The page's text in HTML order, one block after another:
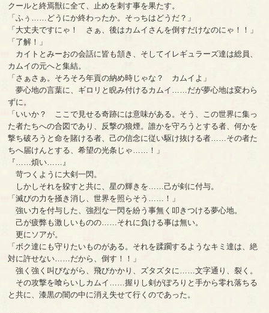
クールと終焉獣に全て、止めを刺す事を果たす。
「ふぅ……どうにか終わったか。そっちはどうだ？」
「大丈夫ですにゃ！ さぁ、後はカムイさんを倒すだけなのにゃ！！」
「了解！」
カイトとみーおの会話に皆も頷き、そしてイレギュラーズ達は総員、
カムイの元へと集結。
「さぁさぁ。そろそろ年貢の納め時じゃな？ カムイよ」
夢心地の言葉に、ギロリと睨み付けるカムイ……だが夢心地は変わら
ずに。
「いいか？ ここで見せる奇跡には意味がある。そう、この世界に集っ
た者たちへの合図であり、反撃の狼煙。誰かを守ろうとする者、何かを
撃ち破ろうと命を賭ける者、己の信念に従い駆け抜ける者……その者た
ちへ届けんとする、希望の光条じゃ……！」
『……煩い……』
苛つくように大剣一閃。
しかしそれを躱すと共に、星の輝きを……己が剣に付与。
「滅びの力を掻き消し、世界を照らそう……！」
強い力を付与した、強烈な一閃を紛う事無く叩きつける夢心地。
己が疲弊も激しいものの……それに負ける事は無い。
更にソアが。
「ボク達にも守りたいものがある。それを蹂躙するようなキミ達は、絶
対に許せない……だから、倒す！！」
強く強く叫びながら、飛びかかり、ズタズタに……文字通り、裂く。
その攻撃を喰らいしカムイ……握りし剣がぽろりと手から零れ落ちる
と共に、漆黒の闇の中に消え失せて行くのであった。